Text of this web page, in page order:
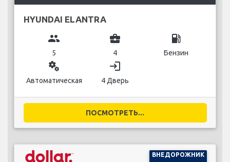
HYUNDAI ELANTRA
group
5
business_center
4
local_gas_station
Бензин
miscellaneous_services
Автоматическая
login
4 Дверь
ПОСМОТРЕТЬ...
ВНЕДОРОЖНИК